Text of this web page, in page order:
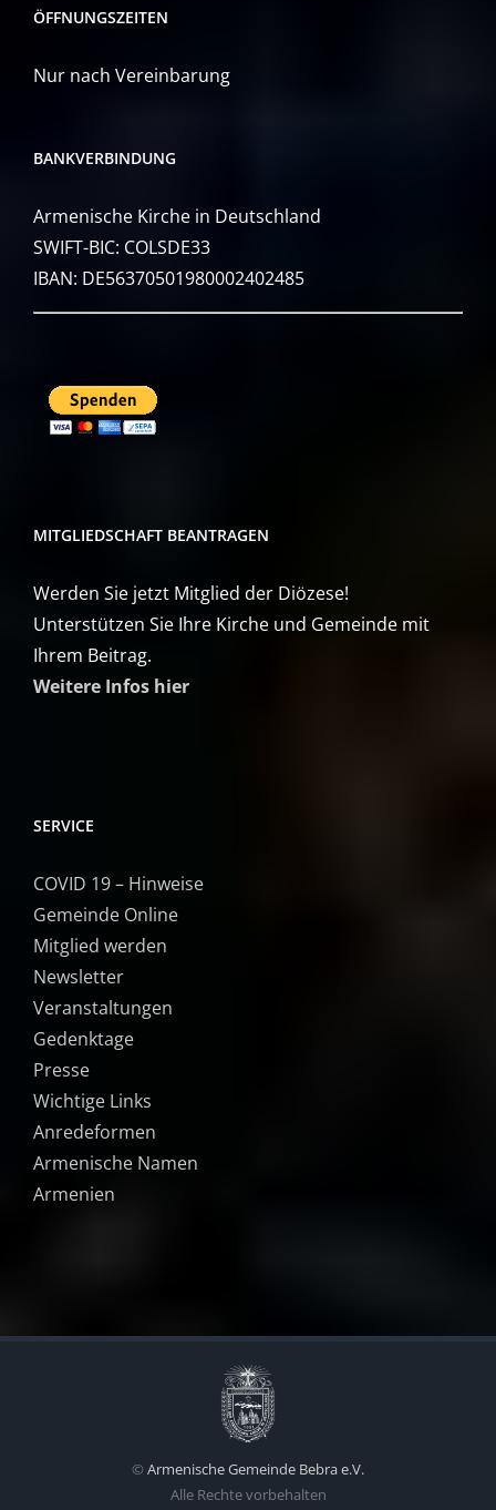
ÖFFNUNGSZEITEN
Nur nach Vereinbarung
BANKVERBINDUNG
Armenische Kirche in Deutschland
SWIFT-BIC: COLSDE33
IBAN: DE56370501980002402485
MITGLIEDSCHAFT BEANTRAGEN
Werden Sie jetzt Mitglied der Diözese!
Unterstützen Sie Ihre Kirche und Gemeinde mit
Ihrem Beitrag.
Weitere Infos hier
SERVICE
COVID 19 – Hinweise
Gemeinde Online
Mitglied werden
Newsletter
Veranstaltungen
Gedenktage
Presse
Wichtige Links
Anredeformen
Armenische Namen
Armenien
© Armenische Gemeinde Bebra e.V.
Alle Rechte vorbehalten